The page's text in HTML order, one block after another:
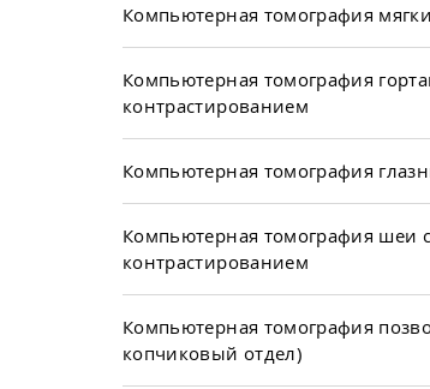
Компьютерная томография
Компьютерная томография
контрастированием
Компьютерная томография
Компьютерная томография
контрастированием
Компьютерная томография
копчиковый отдел)